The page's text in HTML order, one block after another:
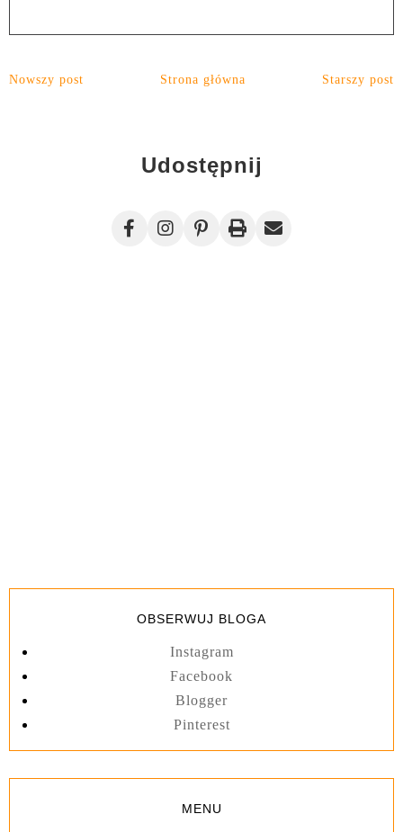
Nowszy post Starszy post
Strona główna
Udostępnij
OBSERWUJ BLOGA
Instagram
Facebook
Blogger
Pinterest
MENU